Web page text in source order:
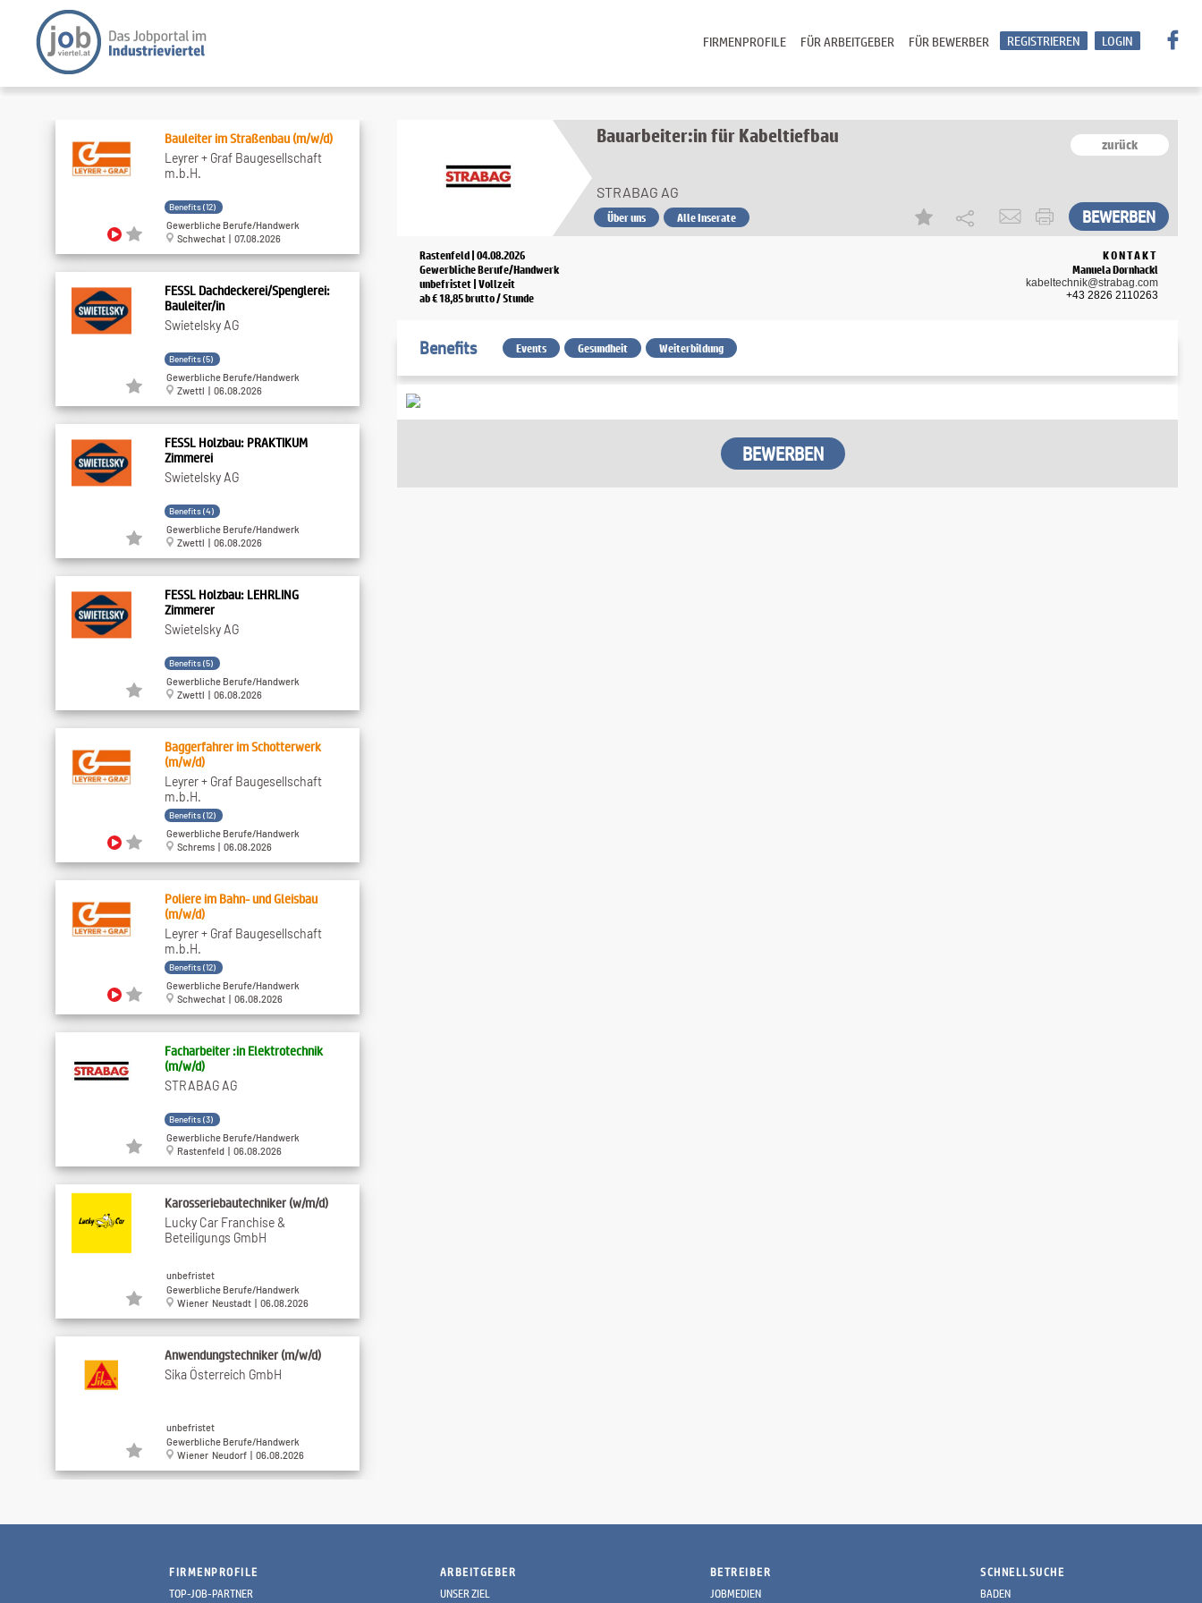
LOGIN
REGISTRIEREN
FÜR BEWERBER
FÜR ARBEITGEBER
FIRMENPROFILE
Bauarbeiter:in für Kabeltiefbau zurück
STRABAG AG
Über uns Alle Inserate
Rastenfeld | 04.08.2026
Gewerbliche Berufe/Handwerk
unbefristet | Vollzeit
ab € 18,85 brutto / Stunde
KONTAKT
Manuela Dornhackl
kabeltechnik@strabag.com
+43 2826 2110263
Benefits Events Gesundheit Weiterbildung
Bauleiter im Straßenbau (m/w/d)
Leyrer + Graf Baugesellschaft
m.b.H.
Benefits (12)
Gewerbliche Berufe/Handwerk
Schwechat | 07.08.2026
FESSL Dachdeckerei/Spenglerei:
Bauleiter/in
Swietelsky AG
Benefits (5)
Gewerbliche Berufe/Handwerk
Zwettl | 06.08.2026
FESSL Holzbau: PRAKTIKUM
Zimmerei
Swietelsky AG
Benefits (4)
Gewerbliche Berufe/Handwerk
Zwettl | 06.08.2026
FESSL Holzbau: LEHRLING
Zimmerer
Swietelsky AG
Benefits (5)
Gewerbliche Berufe/Handwerk
Zwettl | 06.08.2026
Baggerfahrer im Schotterwerk
(m/w/d)
Leyrer + Graf Baugesellschaft
m.b.H.
Benefits (12)
Gewerbliche Berufe/Handwerk
Schrems | 06.08.2026
Poliere im Bahn- und Gleisbau
(m/w/d)
Leyrer + Graf Baugesellschaft
m.b.H.
Benefits (12)
Gewerbliche Berufe/Handwerk
Schwechat | 06.08.2026
Facharbeiter :in Elektrotechnik
(m/w/d)
STRABAG AG
Benefits (3)
Gewerbliche Berufe/Handwerk
Rastenfeld | 06.08.2026
Karosseriebautechniker (w/m/d)
Lucky Car Franchise &
Beteiligungs GmbH
unbefristet
Gewerbliche Berufe/Handwerk
Wiener Neustadt | 06.08.2026
Anwendungstechniker (m/w/d)
Sika Österreich GmbH
unbefristet
Gewerbliche Berufe/Handwerk
Wiener Neudorf | 06.08.2026
Leyrer + Graf Baugesellschaft
Benefits (12)
Gewerbliche Berufe/Handwerk
FIRMENPROFILE
TOP-JOB-PARTNER
ARBEITGEBER
UNSER ZIEL
BETREIBER
JOBMEDIEN
SCHNELLSUCHE
BADEN